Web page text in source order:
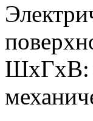
ШхГхВ: